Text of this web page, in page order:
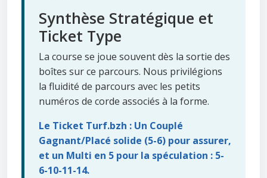
Synthèse Stratégique et
Ticket Type
La course se joue souvent dès la sortie des
boîtes sur ce parcours. Nous privilégions
la fluidité de parcours avec les petits
numéros de corde associés à la forme.
Le Ticket Turf.bzh : Un Couplé
Gagnant/Placé solide (5-6) pour assurer,
et un Multi en 5 pour la spéculation : 5-
6-10-11-14.